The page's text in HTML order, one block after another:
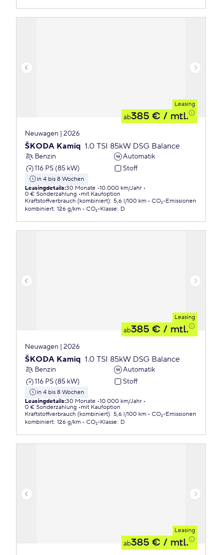
Leasing
ab385 € / mtl.
Neuwagen | 2026
ŠKODA Kamiq 1.0 TSI 85kW DSG Balance
Benzin
Automatik
116 PS (85 kW)
Stoff
in 4 bis 8 Wochen
Leasingdetails:30 Monate 10.000 km/Jahr
0 € Sonderzahlung
mit Kaufoption
Kraftstoffverbrauch (kombiniert): 5,6 l/100 km
CO₂-Emissionen
kombiniert: 126 g/km CO₂-Klasse: D
Leasing
ab385 € / mtl.
Neuwagen | 2026
ŠKODA Kamiq 1.0 TSI 85kW DSG Balance
Benzin
Automatik
116 PS (85 kW)
Stoff
in 4 bis 8 Wochen
Leasingdetails:30 Monate 10.000 km/Jahr
0 € Sonderzahlung
mit Kaufoption
Kraftstoffverbrauch (kombiniert): 5,6 l/100 km
CO₂-Emissionen
kombiniert: 126 g/km CO₂-Klasse: D
Leasing
ab385 € / mtl.